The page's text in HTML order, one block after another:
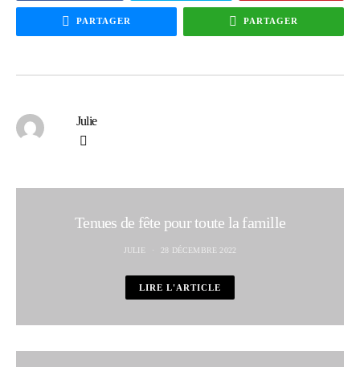
PARTAGER PARTAGER
Julie
Tenues de fête pour toute la famille
JULIE 28 DÉCEMBRE 2022
LIRE L'ARTICLE